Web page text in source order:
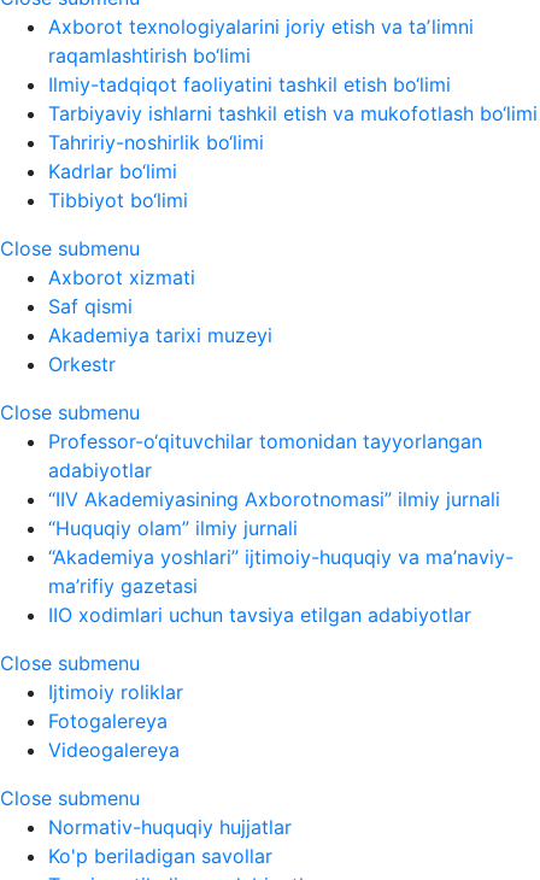
Axborot texnologiyalarini joriy etish va taʼlimni
raqamlashtirish bo‘limi
Ilmiy-tadqiqot faoliyatini tashkil etish bo‘limi
Tarbiyaviy ishlarni tashkil etish va mukofotlash bo‘limi
Tahririy-noshirlik bo‘limi
Kadrlar bo‘limi
Tibbiyot bo‘limi
Close submenu
Axborot xizmati
Saf qismi
Akademiya tarixi muzeyi
Orkestr
Close submenu
Professor-o‘qituvchilar tomonidan tayyorlangan
adabiyotlar
“IIV Akademiyasining Axborotnomasi” ilmiy jurnali
“Huquqiy olam” ilmiy jurnali
“Akademiya yoshlari” ijtimoiy-huquqiy va ma’naviy-
ma’rifiy gazetasi
IIO xodimlari uchun tavsiya etilgan adabiyotlar
Close submenu
Ijtimoiy roliklar
Fotogalereya
Videogalereya
Close submenu
Normativ-huquqiy hujjatlar
Ko'p beriladigan savollar